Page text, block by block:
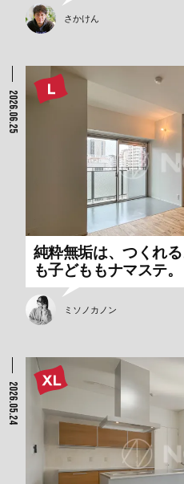
さかけん
2026.06.25
純粋無垢は、つくれ
も子どももナマステ。
ミソノカノン
2026.05.24